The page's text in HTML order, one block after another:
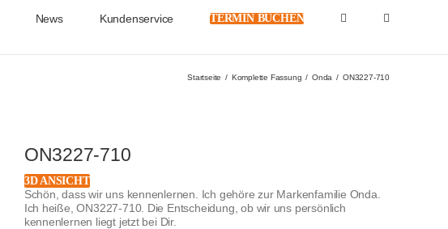
News Kundenservice TERMIN BUCHEN
Startseite Komplette Fassung Onda ON3227-710
ON3227-710
3D ANSICHT
Schön, dass wir uns kennenlernen. Ich gehöre zur Markenfamilie Onda.
Ich heiße, ON3227-710. Die Entscheidung, ob wir uns persönlich
kennenlernen liegt jetzt bei Dir.